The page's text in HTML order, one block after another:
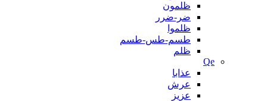
ظلمون
ضر-ضرر
ظلموا
طسم-طس-طسم
ظلم
Qe
عذابا
عرش
عزیز